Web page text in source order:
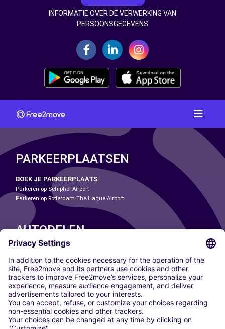
INFORMATIE OVER DE VERWERKING VAN
PERSOONSGEGEVENS
PARKEERPLAATSEN
BOEK JE PARKEERPLAATS
Parkeren op Schiphol Airport
Parkeren op Rotterdam The Hague Airport
AUTODELEN
ONZE STEDEN
Paris
Madrid
Washington DC
Milaan
Rome
Turijn
Wenen
Berlijn